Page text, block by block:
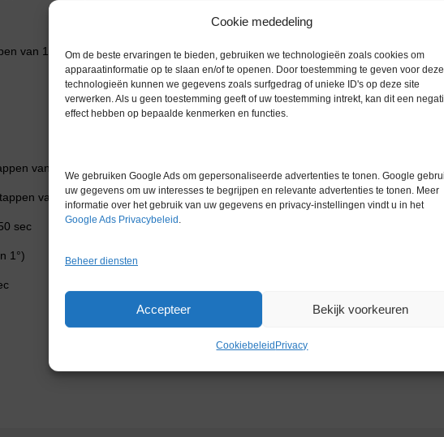
Cookie mededeling
Om de beste ervaringen te bieden, gebruiken we technologieën zoals cookies om
apparaatinformatie op te slaan en/of te openen. Door toestemming te geven voor deze
technologieën kunnen we gegevens zoals surfgedrag of unieke ID's op deze site
verwerken. Als u geen toestemming geeft of uw toestemming intrekt, kan dit een
effect hebben op bepaalde kenmerken en functies.
We gebruiken Google Ads om gepersonaliseerde advertenties te tonen. Google
uw gegevens om uw interesses te begrijpen en relevante advertenties te tonen. Meer
informatie over het gebruik van uw gegevens en privacy-instellingen vindt u in het
Google Ads Privacybeleid
Beheer diensten
Accepteer Bekijk voorkeuren
Cookiebeleid Privacy
van 1 rpm)
van 1 rpm)
van 1°)
sec
1°)